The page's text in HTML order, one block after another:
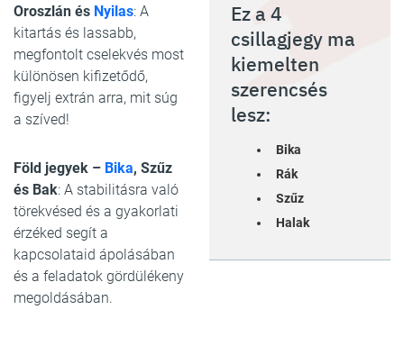
Ez a 4
csillagjegy ma
kiemelten
szerencsés
lesz:
Bika
Rák
Szűz
Halak
Oroszlán és Nyilas: A
kitartás és lassabb,
megfontolt cselekvés most
különösen kifizetődő,
figyelj extrán arra, mit súg
a szíved!
Föld jegyek – Bika, Szűz
és Bak: A stabilitásra való
törekvésed és a gyakorlati
érzéked segít a
kapcsolataid ápolásában
és a feladatok gördülékeny
megoldásában.